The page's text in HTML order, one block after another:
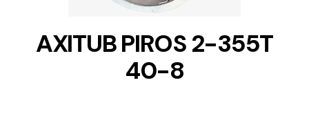
AXITUB PIROS 2-355T
40-8